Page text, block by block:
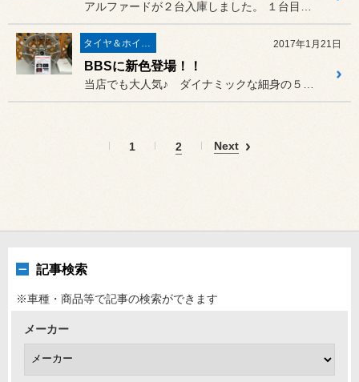
タイヤ＆ホイール 2017年1月21日
BBSに新色登場！！
1 2 Next
記事検索
※車種・商品等で記事の検索ができます
メーカー